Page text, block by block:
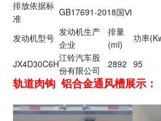
排放依据标
准
GB17691-2018国Ⅵ
发动机型号
发动机生产
企业
排量
(ml)
功率
JX4D30C6H
江铃汽车股
份有限公司
2892 95
轨道肉钩 铝合金通风槽展示：